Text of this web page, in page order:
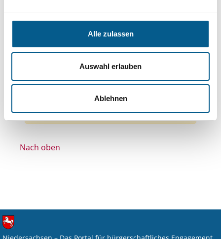
Alle zulassen
Auswahl erlauben
Ablehnen
Themen: Kinder, Jugendliche & Familie
Themen: Seniorinnen, Senioren & Pflege
Themen: Tierschutz
Themen: Sport
Themen: Kirchliche Zwecke
Themen: Integration
Alle Filter entfernen
Nach oben